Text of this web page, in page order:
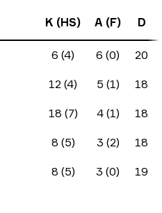
K (HS) A (F) D
6 (4) 6 (0) 20
12 (4) 5 (1) 18
18 (7) 4 (1) 18
8 (5) 3 (2) 18
8 (5) 3 (0) 19